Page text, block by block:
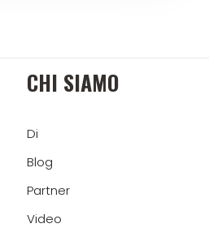
CHI SIAMO
Di
Blog
Partner
Video